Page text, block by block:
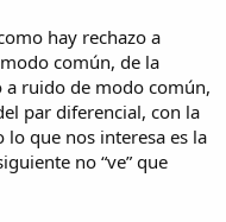
hay rechazo a
común, de la
a ruido de modo común,
par diferencial, con la
que nos interesa es la
no “ve” que